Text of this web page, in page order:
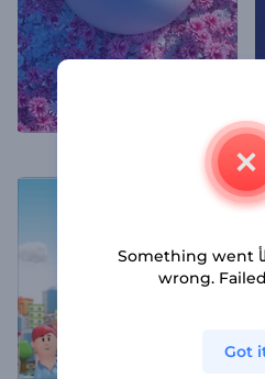
افتتاحية بيض شم النسيم المزهر
يوجد شيء ما خطأ Something went
wrong.
Got